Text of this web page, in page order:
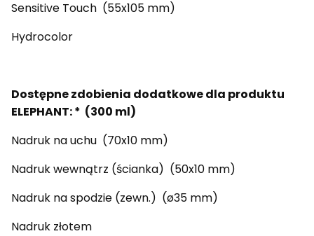
Sensitive Touch (55x105 mm)
Hydrocolor
Dostępne zdobienia dodatkowe dla produktu
ELEPHANT: * (300 ml)
Nadruk na uchu (70x10 mm)
Nadruk wewnątrz (ścianka) (50x10 mm)
Nadruk na spodzie (zewn.) (ø35 mm)
Nadruk złotem